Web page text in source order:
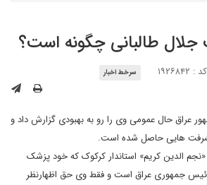
طالبانی چگونه است؟
کد : ۱۹۲۶۸۴۲ سرخط اخبار
عراق حال عمومی وی را رو به بهبودی گزارش داد و
هایی حاصل شده است.
الدین کریم» استاندار کرکوک که خود پزشک
رئیس جمهوری عراق است و فقط وی حق اظهارنظر